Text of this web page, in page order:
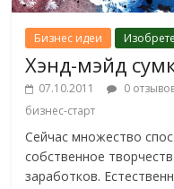
Бизнес идеи
Хэнд-мэйд
07.10.2011 0
бизнес-старт
Сейчас множество
собственное
заработков.